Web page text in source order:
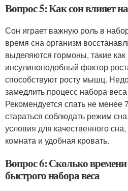
Вопрос 5: Как сон влияет
Сон играет важную роль в
время сна организм
выделяются гормоны, такие как
инсулиноподобный фактор
способствуют росту мышц.
замедлить процесс набора
Рекомендуется спать не менее
стараться соблюдать режим
условия для качественного
комната и удобная кровать.
Вопрос 6: Сколько времени
быстрого набора веса